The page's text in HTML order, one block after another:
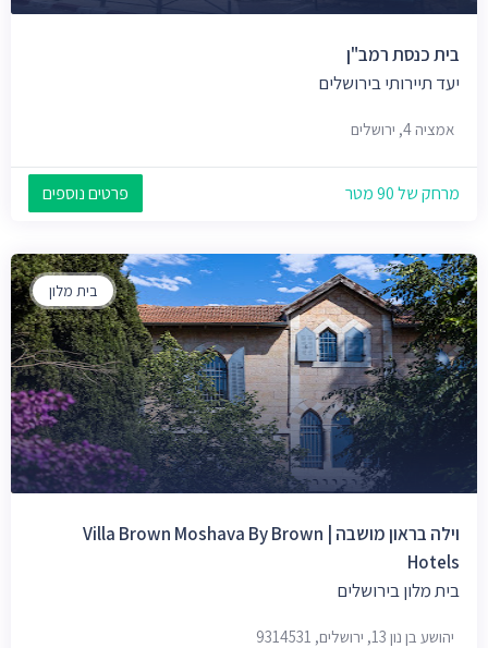
בית כנסת רמב"ן
יעד תיירותי בירושלים
אמציה 4, ירושלים
מרחק של 90 מטר פרטים נוספים
בית מלון
וילה בראון מושבה | Villa Brown Moshava By Brown
Hotels
בית מלון בירושלים
יהושע בן נון 13, ירושלים, 9314531